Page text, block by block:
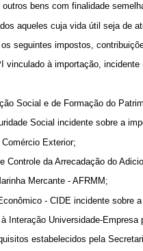
outros bens com finalidade
aqueles cuja vida útil seja de
seguintes impostos,
vinculado à importação, incidente
Social e de Formação do
Social incidente sobre a
Exterior;
da Arrecadação do
Mercante - AFRMM;
- CIDE incidente sobre
Interação Universidade-
estabelecidos pela